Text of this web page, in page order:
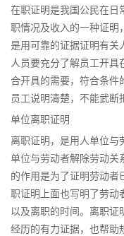
在职证明是我国公民在日
职情况及收入的一种证明
是用可靠的证据证明有关
人员要充分了解员工开
合开具的需要，符合条件
员工说明清楚，不能武断
单位离职证明
离职证明，是用人单位
单位与劳动者解除劳动关
的作用是为了证明劳动
职证明上面也写明了劳动
以及离职的时间。离职
经历的有力证据，也帮助